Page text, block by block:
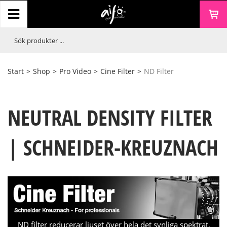
Start > Shop > Pro Video > Cine Filter > ND Filter
NEUTRAL DENSITY FILTER
| SCHNEIDER-KREUZNACH
ND filter reducerar ljuset över hela det synliga spektrat.